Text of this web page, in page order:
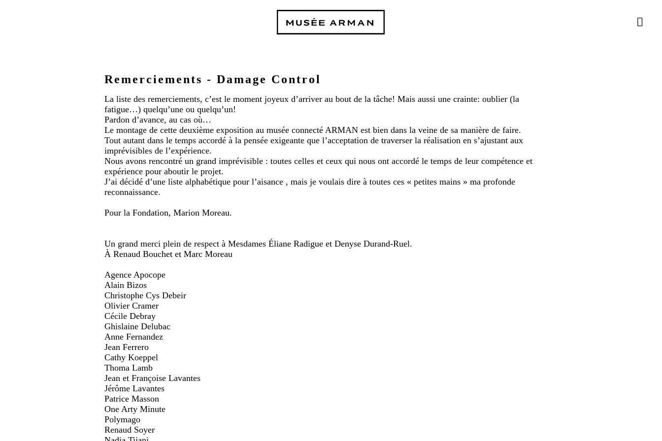
Remerciements - Damage Control
La liste des remerciements, c’est le moment joyeux d’arriver au bout de la tâche! Mais aussi une crainte: oublier (la
fatigue…) quelqu’une ou quelqu’un!
Pardon d’avance, au cas où…
Le montage de cette deuxième exposition au musée connecté ARMAN est bien dans la veine de sa manière de faire.
Tout autant dans le temps accordé à la pensée exigeante que l’acceptation de traverser la réalisation en s’ajustant aux
imprévisibles de l’expérience.
Nous avons rencontré un grand imprévisible : toutes celles et ceux qui nous ont accordé le temps de leur compétence et
expérience pour aboutir le projet.
J’ai décidé d’une liste alphabétique pour l’aisance , mais je voulais dire à toutes ces « petites mains » ma profonde
reconnaissance.
Pour la Fondation, Marion Moreau.
Un grand merci plein de respect à Mesdames Éliane Radigue et Denyse Durand-Ruel.
À Renaud Bouchet et Marc Moreau
Agence Apocope
Alain Bizos
Christophe Cys Debeir
Olivier Cramer
Cécile Debray
Ghislaine Delubac
Anne Fernandez
Jean Ferrero
Cathy Koeppel
Thoma Lamb
Jean et Françoise Lavantes
Jérôme Lavantes
Patrice Masson
One Arty Minute
Polymago
Renaud Soyer